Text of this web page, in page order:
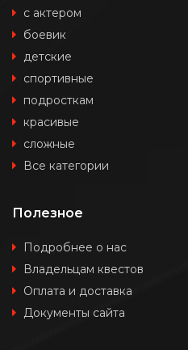
с актером
боевик
детские
спортивные
подросткам
красивые
сложные
Все категории
Полезное
Подробнее о нас
Владельцам квестов
Оплата и доставка
Документы сайта